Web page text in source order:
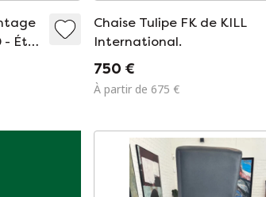
- État
Chaise Tulipe FK de KILL
International.
750 €
À partir de 675 €